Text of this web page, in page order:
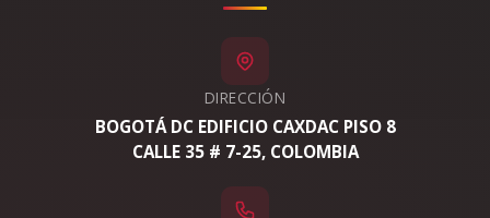
DIRECCIÓN
BOGOTÁ DC EDIFICIO CAXDAC PISO 8
CALLE 35 # 7-25, COLOMBIA